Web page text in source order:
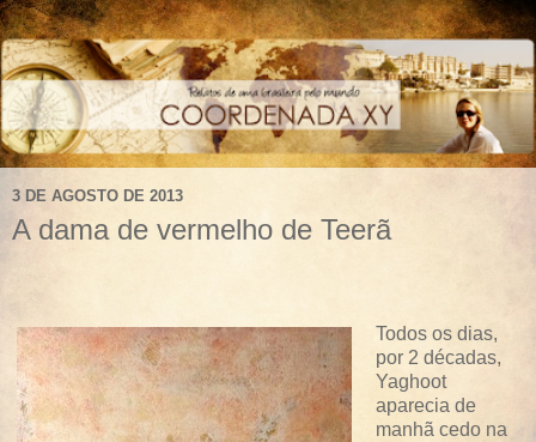
3 DE AGOSTO DE 2013
A dama de vermelho de Teerã
Todos os dias,
por 2 décadas,
Yaghoot
aparecia de
manhã cedo na